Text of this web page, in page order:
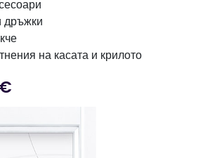
дръжки
на касата и крилото